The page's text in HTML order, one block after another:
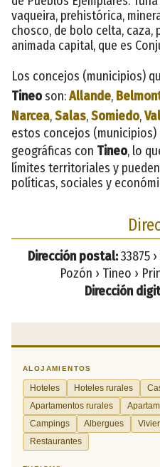
vaqueira, prehistórica,
chosco, de bolo celta, caza,
animada capital, que es
Los concejos (municipios)
Tineoson:Allande,
Narcea,Salas,Somiedo,
estos concejos
geográficas con Tineo, lo
límites territoriales y
políticas, sociales y
Dirección postal:33875
Pozón › Tineo ›
Dirección